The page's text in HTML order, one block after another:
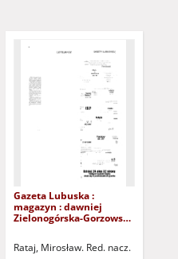
Gazeta Lubuska :
magazyn : dawniej
Zielonogórska-Gorzowska
1992). - Wyd. 1
Rataj, Mirosław. Red. nacz.